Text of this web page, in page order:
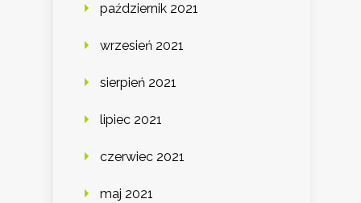
październik 2021
wrzesień 2021
sierpień 2021
lipiec 2021
czerwiec 2021
maj 2021